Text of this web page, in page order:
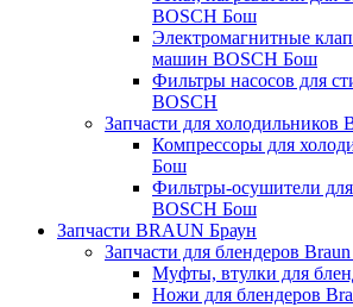
BOSCH Бош
Электромагнитные
машин BOSCH Бош
Фильтры насосов для
BOSCH
Запчасти для холодильников
Компрессоры для
Бош
Фильтры-осушители
BOSCH Бош
Запчасти BRAUN Браун
Запчасти для блендеров
Муфты, втулки для
Ножи для блендеров